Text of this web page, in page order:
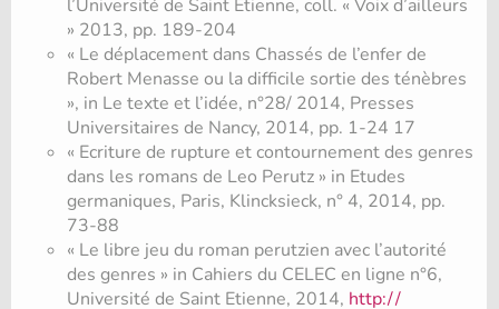
l’Université de Saint Etienne, coll. « Voix d’ailleurs
» 2013, pp. 189-204
« Le déplacement dans Chassés de l’enfer de
Robert Menasse ou la difficile sortie des ténèbres
», in Le texte et l’idée, n°28/ 2014, Presses
Universitaires de Nancy, 2014, pp. 1-24 17
« Ecriture de rupture et contournement des genres
dans les romans de Leo Perutz » in Etudes
germaniques, Paris, Klincksieck, n° 4, 2014, pp.
73-88
« Le libre jeu du roman perutzien avec l’autorité
des genres » in Cahiers du CELEC en ligne n°6,
Université de Saint Etienne, 2014, http://